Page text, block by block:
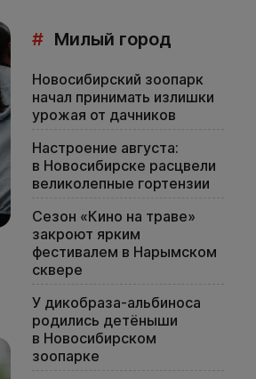
# Милый город
Новосибирский зоопарк
начал принимать излишки
урожая от дачников
Настроение августа:
в Новосибирске расцвели
великолепные гортензии
Сезон «Кино на траве»
закроют ярким
фестивалем в Нарымском
сквере
У дикобраза-альбиноса
родились детёныши
в Новосибирском
зоопарке